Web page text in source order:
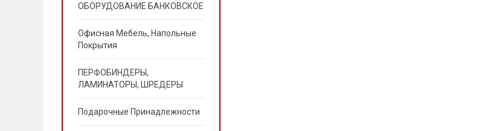
ОБОРУДОВАНИЕ БАНКОВСКОЕ
Офисная Мебель, Напольные
Покрытия
ПЕРФОБИНДЕРЫ,
ЛАМИНАТОРЫ, ШРЕДЕРЫ
Подарочные Принадлежности